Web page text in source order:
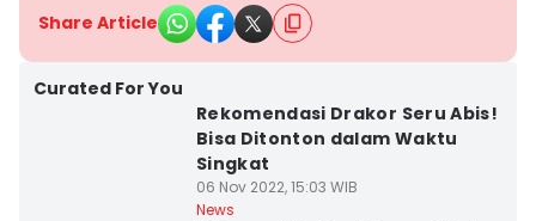
Share Article
Curated For You
Rekomendasi Drakor Seru Abis!
Bisa Ditonton dalam Waktu
Singkat
06 Nov 2022, 15:03 WIB
News